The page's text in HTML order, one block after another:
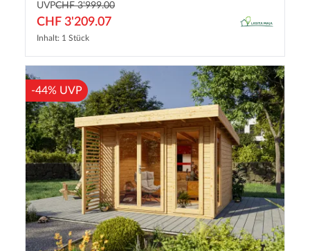
UVPCHF 3'999.00
CHF 3'209.07
Inhalt: 1 Stück
-44% UVP